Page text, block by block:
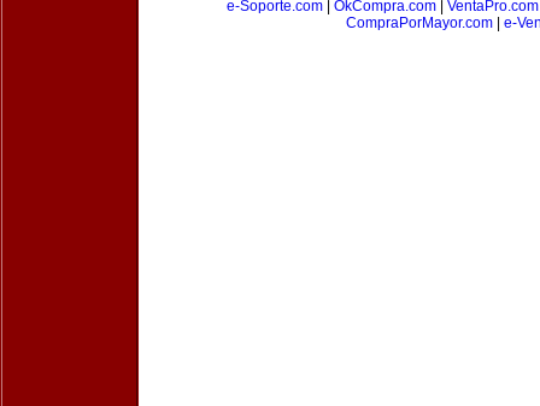
e-Soporte.com
OkCompra.com VentaPro.com
CompraPorMayor.com| e-